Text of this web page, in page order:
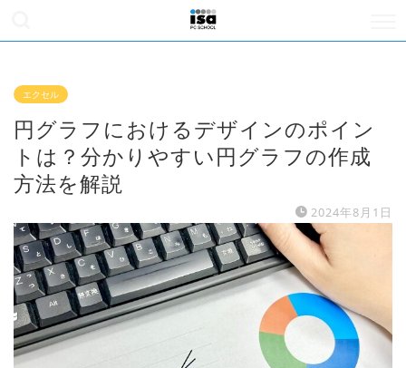
エクセル
円グラフにおけるデザインのポイン
トは？分かりやすい円グラフの作成
方法を解説
2024年8月1日